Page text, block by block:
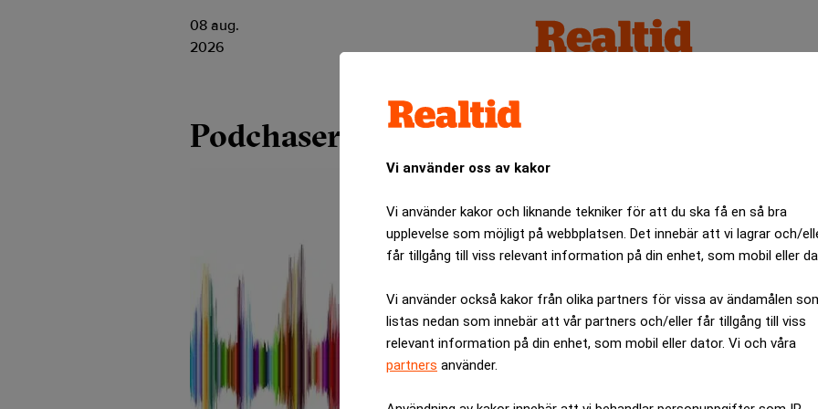
Vi använder oss av kakor
Vi använder kakor och liknande tekniker för att du ska få en så bra
upplevelse som möjligt på webbplatsen. Det innebär att vi lagrar och/
får tillgång till viss relevant information på din enhet, som mobil eller
Vi använder också kakor från olika partners för vissa av ändamålen
listas nedan som innebär att vår partners och/eller får tillgång till viss
relevant information på din enhet, som mobil eller dator. Vi och våra
partners använder.
08 aug.
2026
Podchaser